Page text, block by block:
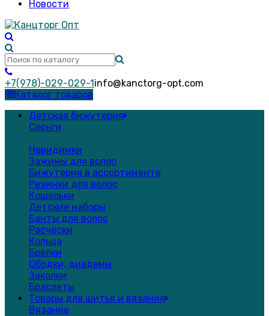
Новости
+7(978)-029-029-1info@kanctorg-opt.com
Каталог товаров
Детская бижутерия
Серьги
Невидимки
Зажимы для волос
Бижутерия в ассортименте
Резинки для волос
Кошельки
Детские наборы
Банты для волос
Расчёски
Кольца
Брелки
Ободки, диадемы
Заколки
Браслеты
Товары для шитья и вязания
Вязание